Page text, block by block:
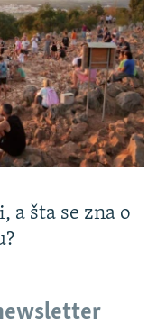
a šta se zna o